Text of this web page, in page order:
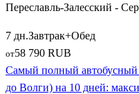
Переславль-Залесский -
7 дн.Завтрак+Обед
от58 790 RUB
Самый полный автобусный
до Волги) на 10 дней: